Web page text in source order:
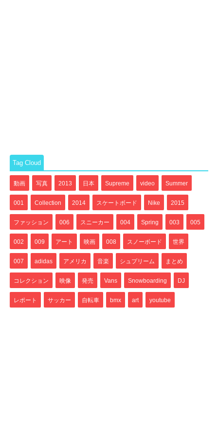
Tag Cloud
動画 写真 2013 日本 Supreme video Summer
001 Collection 2014 スケートボード Nike 2015
ファッション 006 スニーカー 004 Spring 003 005
002 009 アート 映画 008 スノーボード 世界
007 adidas アメリカ 音楽 シュプリーム まとめ
コレクション 映像 発売 Vans Snowboarding DJ
レポート サッカー 自転車 bmx art youtube